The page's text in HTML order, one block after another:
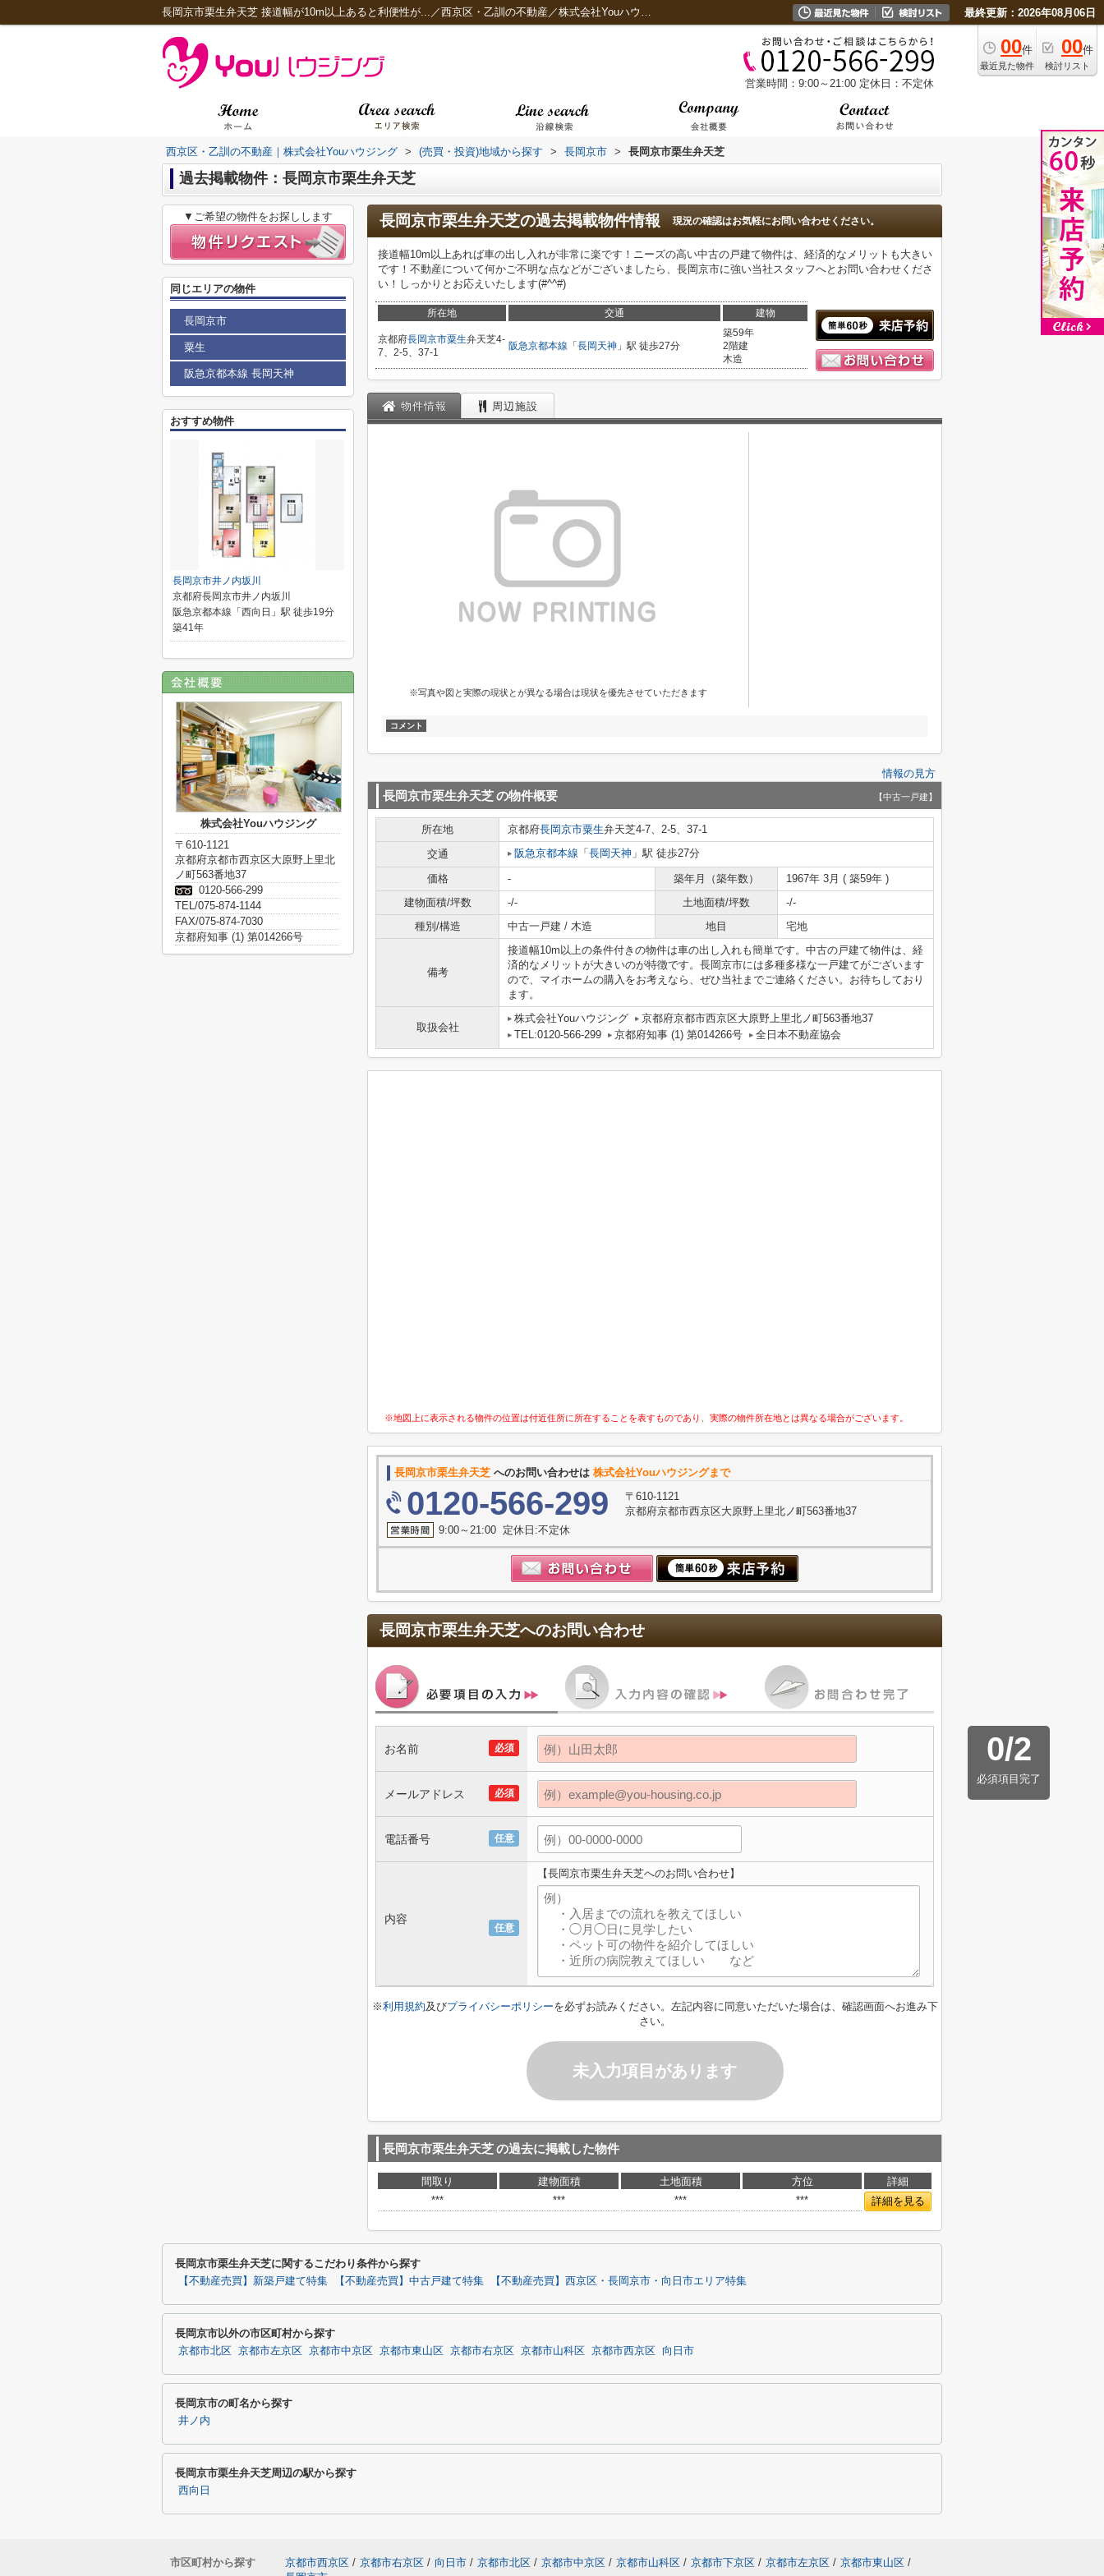
長岡京市栗生弁天芝 接道幅が10m以上あると利便性が...／西京区・乙訓の不動産／株式会社Youハウジング 最終更新：2026年08月06日
00件
最近見た物件
00件
検討リスト
営業時間：9:00～21:00 定休日：不定休
西京区・乙訓の不動産｜株式会社Youハウジング > (売買・投資)地域から探す > 長岡京市 > 長岡京市栗生弁天芝
過去掲載物件：長岡京市栗生弁天芝
長岡京市栗生弁天芝の過去掲載物件情報 現況の確認はお気軽にお問い合わせください。
接道幅10m以上あれば車の出し入れが非常に楽です！ニーズの高い中古の戸建て物件は、経済的なメリットも大きい
です！不動産について何かご不明な点などがございましたら、長岡京市に強い当社スタッフへとお問い合わせくださ
い！しっかりとお応えいたします(#^^#)
所在地 交通 建物
京都府長岡京市粟生弁天芝4-
7、2-5、37-1
阪急京都本線 「 長岡天神 」駅 徒歩27分
築59年
2階建
木造
物件情報 周辺施設
※写真や図と実際の現状とが異なる場合は現状を優先させていただきます
コメント
情報の見方
長岡京市栗生弁天芝の物件概要 【中古一戸建】
所在地 京都府長岡京市粟生弁天芝4-7、2-5、37-1
交通
阪急京都本線 「 長岡天神 」駅 徒歩27分
価格 - 築年月（築年数）
1967年 3月 ( 築59年 )
建物面積/坪数
-/- 土地面積/坪数
-/-
種別/構造
中古一戸建 / 木造 地目 宅地
備考
接道幅10m以上の条件付きの物件は車の出し入れも簡単です。中古の戸建て物件は、経
済的なメリットが大きいのが特徴です。長岡京市には多種多様な一戸建てがございます
ので、マイホームの購入をお考えなら、ぜひ当社までご連絡ください。お待ちしており
ます。
取扱会社
株式会社Youハウジング
京都府京都市西京区大原野上里北ノ町563番地37
TEL:0120-566-299
京都府知事 (1) 第014266号 全日本不動産協会
※地図上に表示される物件の位置は付近住所に所在することを表すものであり、実際の物件所在地とは異なる場合がございます。
長岡京市栗生弁天芝 へのお問い合わせは 株式会社Youハウジングまで
0120-566-299
〒610-1121
京都府京都市西京区大原野上里北ノ町563番地37
9:00～21:00 定休日:不定休
長岡京市栗生弁天芝へのお問い合わせ
0/2
必須項目完了
必須
お名前
必須
メールアドレス
任意
電話番号
任意
内容
【長岡京市栗生弁天芝へのお問い合わせ】
※利用規約及びプライバシーポリシーを必ずお読みください。左記内容に同意いただいた場合は、確認画面へお進み下
さい。
未入力項目があります
長岡京市栗生弁天芝の過去に掲載した物件
間取り 建物面積 土地面積 方位
詳細
***
*** *** *** 詳細を見る
▼ご希望の物件をお探しします
同じエリアの物件
長岡京市
粟生
阪急京都本線 長岡天神
おすすめ物件
長岡京市井ノ内坂川
京都府長岡京市井ノ内坂川
阪急京都本線「西向日」駅 徒歩19分
築41年
株式会社Youハウジング
〒610-1121
京都府京都市西京区大原野上里北
ノ町563番地37
0120-566-299
TEL/075-874-1144
FAX/075-874-7030
京都府知事 (1) 第014266号
長岡京市栗生弁天芝に関するこだわり条件から探す
【不動産売買】新築戸建て特集 【不動産売買】中古戸建て特集 【不動産売買】西京区・長岡京市・向日市エリア特集
長岡京市以外の市区町村から探す
京都市北区 京都市左京区 京都市中京区 京都市東山区 京都市右京区 京都市山科区 京都市西京区 向日市
長岡京市の町名から探す
井ノ内
長岡京市栗生弁天芝周辺の駅から探す
西向日
市区町村から探す 京都市西京区 / 京都市右京区 / 向日市 / 京都市北区 / 京都市中京区 / 京都市山科区 / 京都市下京区 / 京都市左京区 / 京都市東山区 /